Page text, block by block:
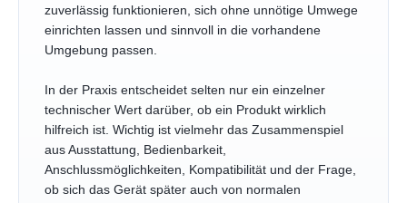
zuverlässig funktionieren, sich ohne unnötige Umwege
einrichten lassen und sinnvoll in die vorhandene
Umgebung passen.
In der Praxis entscheidet selten nur ein einzelner
technischer Wert darüber, ob ein Produkt wirklich
hilfreich ist. Wichtig ist vielmehr das Zusammenspiel
aus Ausstattung, Bedienbarkeit,
Anschlussmöglichkeiten, Kompatibilität und der Frage,
ob sich das Gerät später auch von normalen